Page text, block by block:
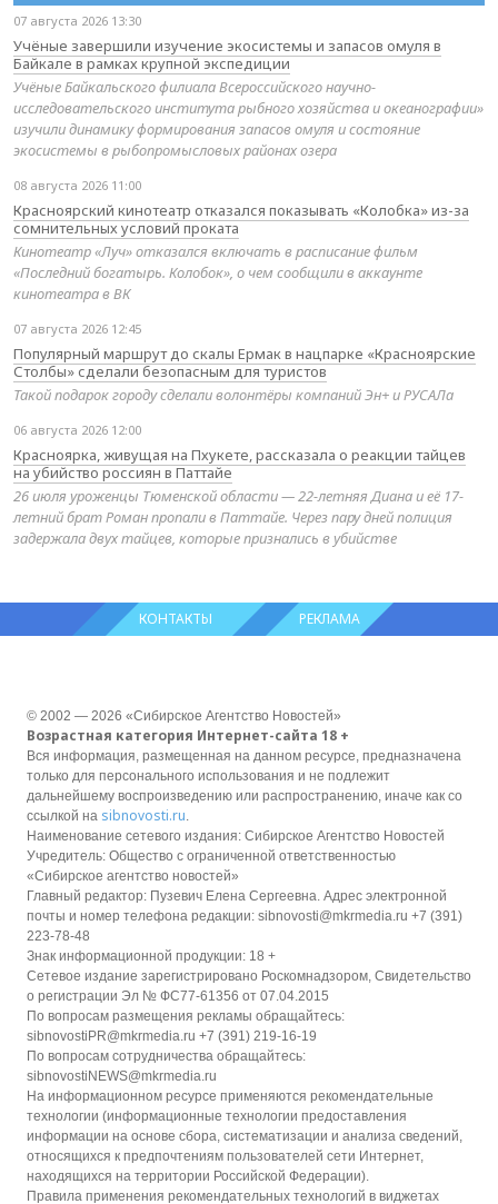
07 августа 2026 13:30
Учёные завершили изучение экосистемы и запасов омуля в
Байкале в рамках крупной экспедиции
Учёные Байкальского филиала Всероссийского научно-
исследовательского института рыбного хозяйства и океанографии»
изучили динамику формирования запасов омуля и состояние
экосистемы в рыбопромысловых районах озера
08 августа 2026 11:00
Красноярский кинотеатр отказался показывать «Колобка» из-за
сомнительных условий проката
Кинотеатр «Луч» отказался включать в расписание фильм
«Последний богатырь. Колобок», о чем сообщили в аккаунте
кинотеатра в ВК
07 августа 2026 12:45
Популярный маршрут до скалы Ермак в нацпарке «Красноярские
Столбы» сделали безопасным для туристов
Такой подарок городу сделали волонтёры компаний Эн+ и РУСАЛа
06 августа 2026 12:00
Красноярка, живущая на Пхукете, рассказала о реакции тайцев
на убийство россиян в Паттайе
26 июля уроженцы Тюменской области — 22-летняя Диана и её 17-
летний брат Роман пропали в Паттайе. Через пару дней полиция
задержала двух тайцев, которые признались в убийстве
КОНТАКТЫ РЕКЛАМА
© 2002 — 2026 «Сибирское Агентство Новостей»
Возрастная категория Интернет-сайта 18 +
Вся информация, размещенная на данном ресурсе, предназначена
только для персонального использования и не подлежит
дальнейшему воспроизведению или распространению, иначе как со
ссылкой на sibnovosti.ru
Наименование сетевого издания: Сибирское Агентство Новостей
Учредитель: Общество с ограниченной ответственностью
«Сибирское агентство новостей»
Главный редактор: Пузевич Елена Сергеевна. Адрес электронной
почты и номер телефона редакции: sibnovosti@mkrmedia.ru +7 (391)
223-78-48
Знак информационной продукции: 18 +
Сетевое издание зарегистрировано Роскомнадзором, Свидетельство
о регистрации Эл № ФС77-61356 от 07.04.2015
По вопросам размещения рекламы обращайтесь:
sibnovostiPR@mkrmedia.ru +7 (391) 219-16-19
По вопросам сотрудничества обращайтесь:
sibnovostiNEWS@mkrmedia.ru
На информационном ресурсе применяются рекомендательные
технологии (информационные технологии предоставления
информации на основе сбора, систематизации и анализа сведений,
относящихся к предпочтениям пользователей сети Интернет,
находящихся на территории Российской Федерации).
Правила применения рекомендательных технологий в виджетах